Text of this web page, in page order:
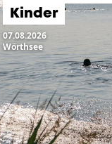
Kinder
07.08.2026
Wörthsee